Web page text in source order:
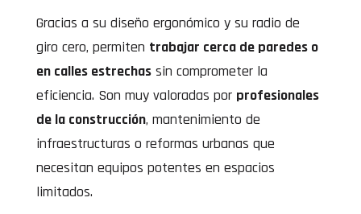
Gracias a su diseño ergonómico y su radio de
giro cero, permiten trabajar cerca de paredes o
en calles estrechassin comprometer la
eficiencia. Son muy valoradas por profesionales
de la construcción, mantenimiento de
infraestructuras o reformas urbanas que
necesitan equipos potentes en espacios
limitados.